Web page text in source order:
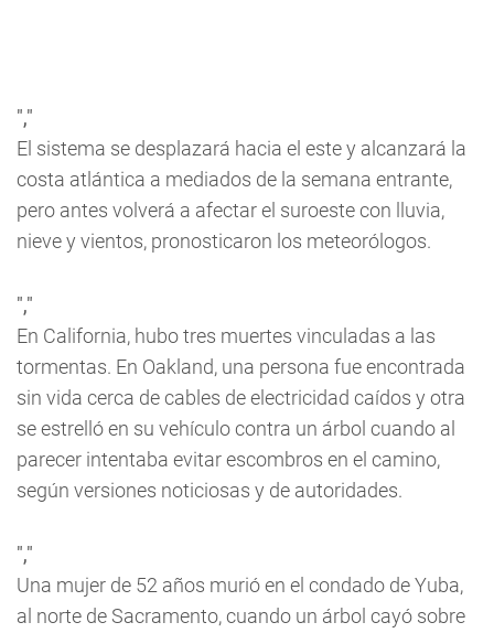
","
El sistema se desplazará hacia el este y alcanzará la
costa atlántica a mediados de la semana entrante,
pero antes volverá a afectar el suroeste con lluvia,
nieve y vientos, pronosticaron los meteorólogos.
","
En California, hubo tres muertes vinculadas a las
tormentas. En Oakland, una persona fue encontrada
sin vida cerca de cables de electricidad caídos y otra
se estrelló en su vehículo contra un árbol cuando al
parecer intentaba evitar escombros en el camino,
según versiones noticiosas y de autoridades.
","
Una mujer de 52 años murió en el condado de Yuba,
al norte de Sacramento, cuando un árbol cayó sobre